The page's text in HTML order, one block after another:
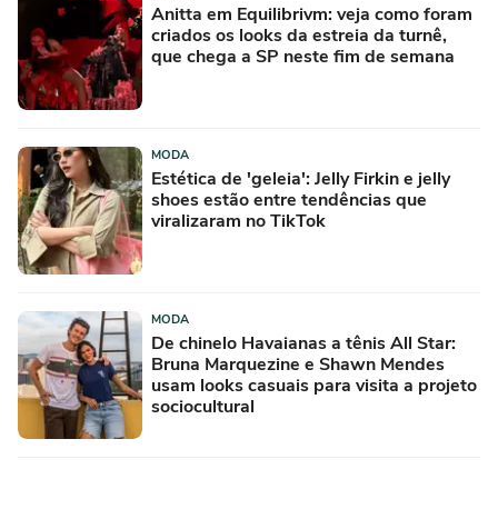
Anitta em Equilibrivm: veja como foram
criados os looks da estreia da turnê,
que chega a SP neste fim de semana
MODA
Estética de 'geleia': Jelly Firkin e jelly
shoes estão entre tendências que
viralizaram no TikTok
MODA
De chinelo Havaianas a tênis All Star:
Bruna Marquezine e Shawn Mendes
usam looks casuais para visita a projeto
sociocultural